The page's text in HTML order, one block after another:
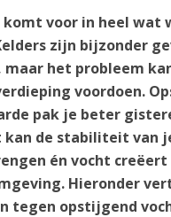
voor in heel wat
zijn bijzonder
het probleem
voordoen.
pak je beter
kan de stabiliteit van
én vocht creëert
Hieronder
tegen opstijgend